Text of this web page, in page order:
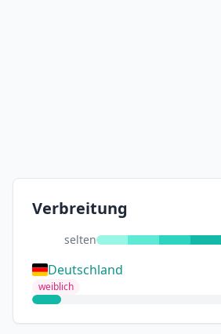
Verbreitung
selten
Deutschland
weiblich